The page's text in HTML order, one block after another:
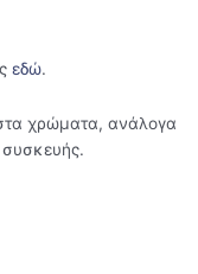
εδώ.
χρώματα, ανάλογα
συσκευής.